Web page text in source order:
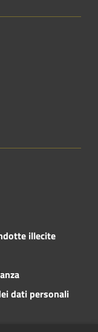
illecite
dati personali